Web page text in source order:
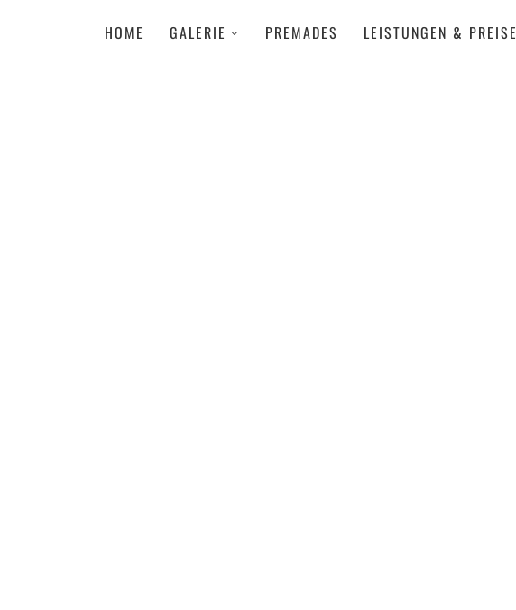
HOME GALERIE PREMADES LEISTUNGEN & PREISE